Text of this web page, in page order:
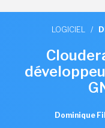
LOGICIEL /
Dominique